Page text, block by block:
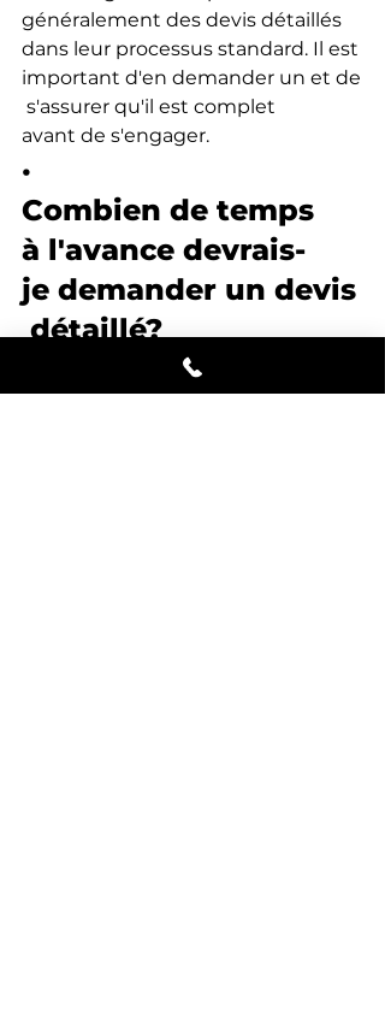
généralement des devis détaillés
dans leur processus standard. Il est
important d'en demander un et de
s'assurer qu'il est complet
avant de s'engager.
·
Combien de temps
à l'avance devrais-
je demander un devis
détaillé?
·